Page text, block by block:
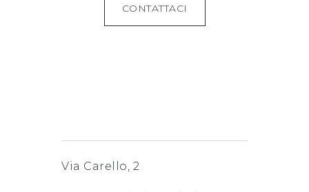
CONTATTACI
Via Carello, 2